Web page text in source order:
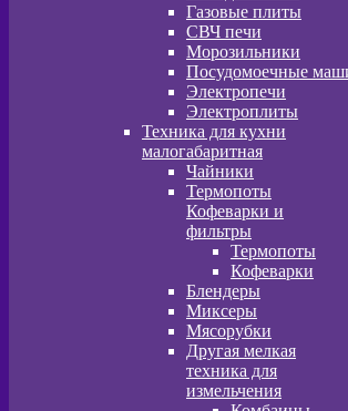
Газовые плиты
СВЧ печи
Морозильники
Посудомоечные
Электропечи
Электроплиты
Техника для кухни
малогабаритная
Чайники
Термопоты
Кофеварки и
фильтры
Термопоты
Кофеварки
Блендеры
Миксеры
Мясорубки
Другая мелкая
техника для
измельчения